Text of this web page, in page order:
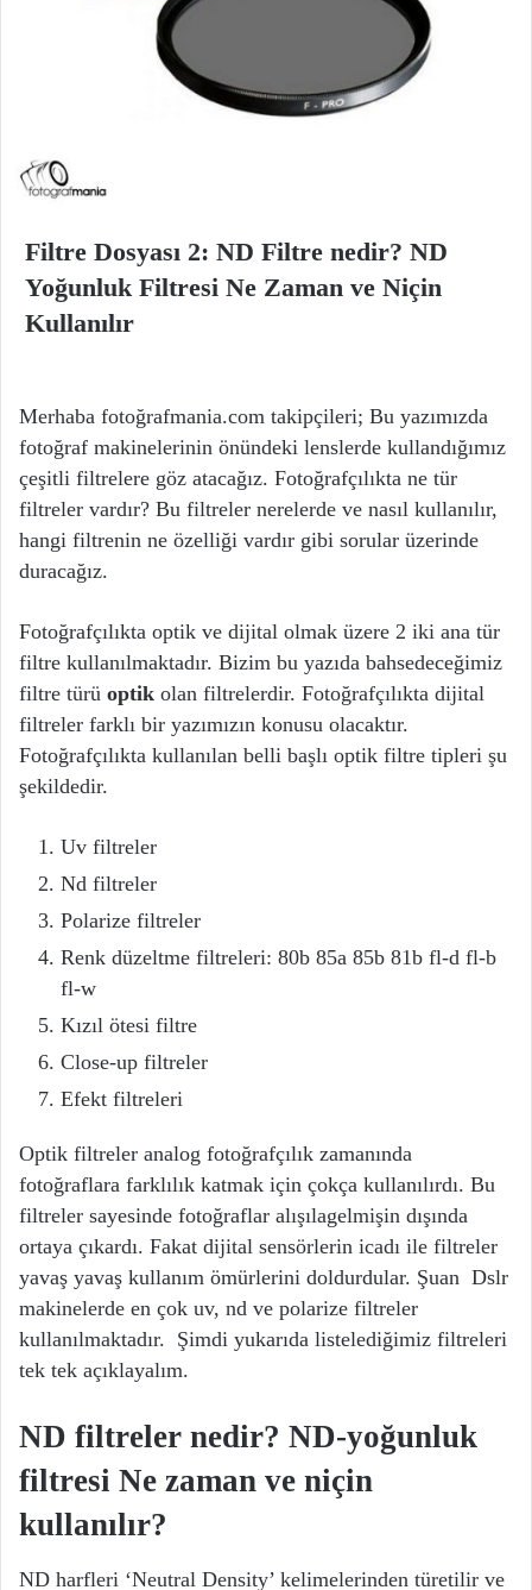
Filtre Dosyası 2: ND Filtre nedir? ND
Yoğunluk Filtresi Ne Zaman ve Niçin
Kullanılır
Merhaba fotoğrafmania.com takipçileri; Bu yazımızda
fotoğraf makinelerinin önündeki lenslerde kullandığımız
çeşitli filtrelere göz atacağız. Fotoğrafçılıkta ne tür
filtreler vardır? Bu filtreler nerelerde ve nasıl kullanılır,
hangi filtrenin ne özelliği vardır gibi sorular üzerinde
duracağız.
Fotoğrafçılıkta optik ve dijital olmak üzere 2 iki ana tür
filtre kullanılmaktadır. Bizim bu yazıda bahsedeceğimiz
filtre türü optik olan filtrelerdir. Fotoğrafçılıkta dijital
filtreler farklı bir yazımızın konusu olacaktır.
Fotoğrafçılıkta kullanılan belli başlı optik filtre tipleri şu
şekildedir.
Uv filtreler
Nd filtreler
Polarize filtreler
Renk düzeltme filtreleri: 80b 85a 85b 81b fl-d fl-b
fl-w
Kızıl ötesi filtre
Close-up filtreler
Efekt filtreleri
Optik filtreler analog fotoğrafçılık zamanında
fotoğraflara farklılık katmak için çokça kullanılırdı. Bu
filtreler sayesinde fotoğraflar alışılagelmişin dışında
ortaya çıkardı. Fakat dijital sensörlerin icadı ile filtreler
yavaş yavaş kullanım ömürlerini doldurdular. Şuan Dslr
makinelerde en çok uv, nd ve polarize filtreler
kullanılmaktadır. Şimdi yukarıda listelediğimiz filtreleri
tek tek açıklayalım.
ND filtreler nedir? ND-yoğunluk
filtresi Ne zaman ve niçin
kullanılır?
ND harfleri ‘Neutral Density’ kelimelerinden türetilir ve